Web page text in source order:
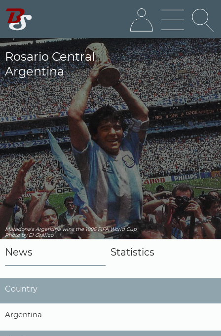
Rosario Central
Argentina
Maradona's Argentina wins the 1986 FIFA World Cup
Photo by El Gráfico
News Statistics
Country
Argentina